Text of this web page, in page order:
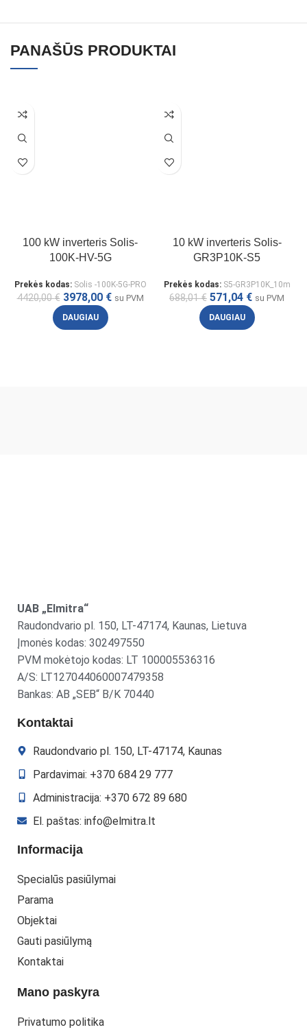
PANAŠŪS PRODUKTAI
100 kW inverteris Solis-
100K-HV-5G
Prekės kodas: Solis -100K-5G-PRO
4420,00€ 3978,00 € su PVM
DAUGIAU
10 kW inverteris Solis-
GR3P10K-S5
Prekės kodas: S5-GR3P10K_10m
688,01€ 571,04 € su PVM
DAUGIAU
UAB „Elmitra“
Raudondvario pl. 150, LT-47174, Kaunas, Lietuva
Įmonės kodas: 302497550
PVM mokėtojo kodas: LT 100005536316
A/S: LT127044060007479358
Bankas: AB „SEB“ B/K 70440
Kontaktai
Raudondvario pl. 150, LT-47174, Kaunas
Pardavimai: +370 684 29 777
Administracija: +370 672 89 680
El. paštas: info@elmitra.lt
Informacija
Specialūs pasiūlymai
Parama
Objektai
Gauti pasiūlymą
Kontaktai
Mano paskyra
Privatumo politika